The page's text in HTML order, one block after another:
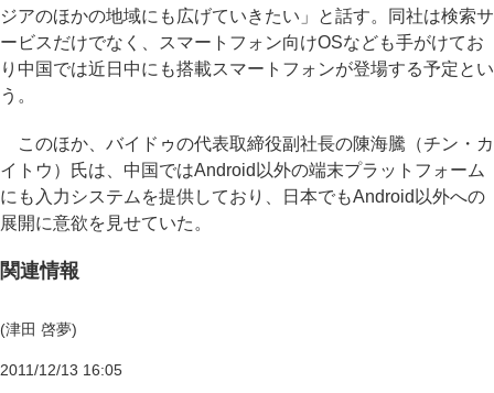
ジアのほかの地域にも広げていきたい」と話す。同社は検索サ
ービスだけでなく、スマートフォン向けOSなども手がけてお
り中国では近日中にも搭載スマートフォンが登場する予定とい
う。
このほか、バイドゥの代表取締役副社長の陳海騰（チン・カ
イトウ）氏は、中国ではAndroid以外の端末プラットフォーム
にも入力システムを提供しており、日本でもAndroid以外への
展開に意欲を見せていた。
関連情報
(津田 啓夢)
2011/12/13 16:05